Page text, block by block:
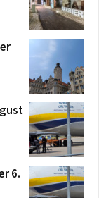
6.